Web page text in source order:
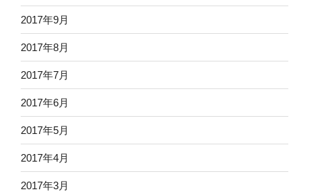
2017年9月
2017年8月
2017年7月
2017年6月
2017年5月
2017年4月
2017年3月